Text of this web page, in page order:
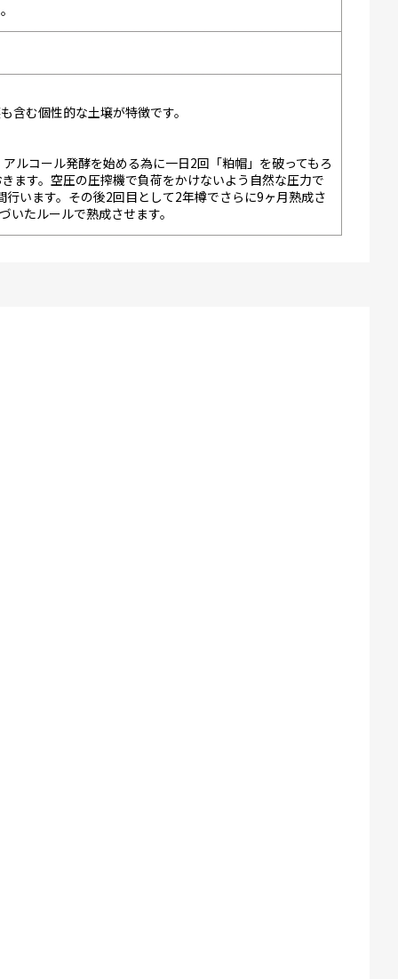
含む個性的な土壌が特徴です。
ルコール発酵を始める為に一日2回「粕帽」を破ってもろ
ます。空圧の圧搾機で負荷をかけないよう自然な圧力で
います。その後2回目として2年樽でさらに9ヶ月熟成さ
たルールで熟成させます。